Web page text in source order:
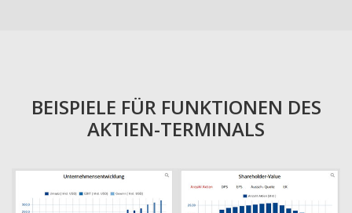
BEISPIELE FÜR FUNKTIONEN DES
AKTIEN-TERMINALS